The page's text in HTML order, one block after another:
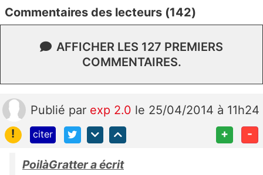
Commentaires des lecteurs (142)
AFFICHER LES 127 PREMIERS
COMMENTAIRES.
Publié par exp 2.0 le 25/04/2014 à 11h24
!
citer + -
PoilàGratter a écrit